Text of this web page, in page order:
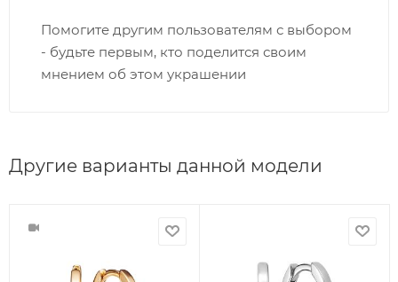
Помогите другим пользователям с выбором
- будьте первым, кто поделится своим
мнением об этом украшении
Другие варианты данной модели